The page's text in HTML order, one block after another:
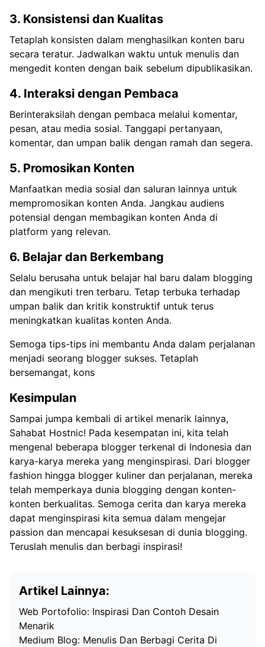
3. Konsistensi dan Kualitas
Tetaplah konsisten dalam menghasilkan konten baru
secara teratur. Jadwalkan waktu untuk menulis dan
mengedit konten dengan baik sebelum dipublikasikan.
4. Interaksi dengan Pembaca
Berinteraksilah dengan pembaca melalui komentar,
pesan, atau media sosial. Tanggapi pertanyaan,
komentar, dan umpan balik dengan ramah dan segera.
5. Promosikan Konten
Manfaatkan media sosial dan saluran lainnya untuk
mempromosikan konten Anda. Jangkau audiens
potensial dengan membagikan konten Anda di
platform yang relevan.
6. Belajar dan Berkembang
Selalu berusaha untuk belajar hal baru dalam blogging
dan mengikuti tren terbaru. Tetap terbuka terhadap
umpan balik dan kritik konstruktif untuk terus
meningkatkan kualitas konten Anda.
Semoga tips-tips ini membantu Anda dalam perjalanan
menjadi seorang blogger sukses. Tetaplah
bersemangat, kons
Kesimpulan
Sampai jumpa kembali di artikel menarik lainnya,
Sahabat Hostnic! Pada kesempatan ini, kita telah
mengenal beberapa blogger terkenal di Indonesia dan
karya-karya mereka yang menginspirasi. Dari blogger
fashion hingga blogger kuliner dan perjalanan, mereka
telah memperkaya dunia blogging dengan konten-
konten berkualitas. Semoga cerita dan karya mereka
dapat menginspirasi kita semua dalam mengejar
passion dan mencapai kesuksesan di dunia blogging.
Teruslah menulis dan berbagi inspirasi!
Artikel Lainnya:
Web Portofolio: Inspirasi Dan Contoh Desain
Menarik
Medium Blog: Menulis Dan Berbagi Cerita Di